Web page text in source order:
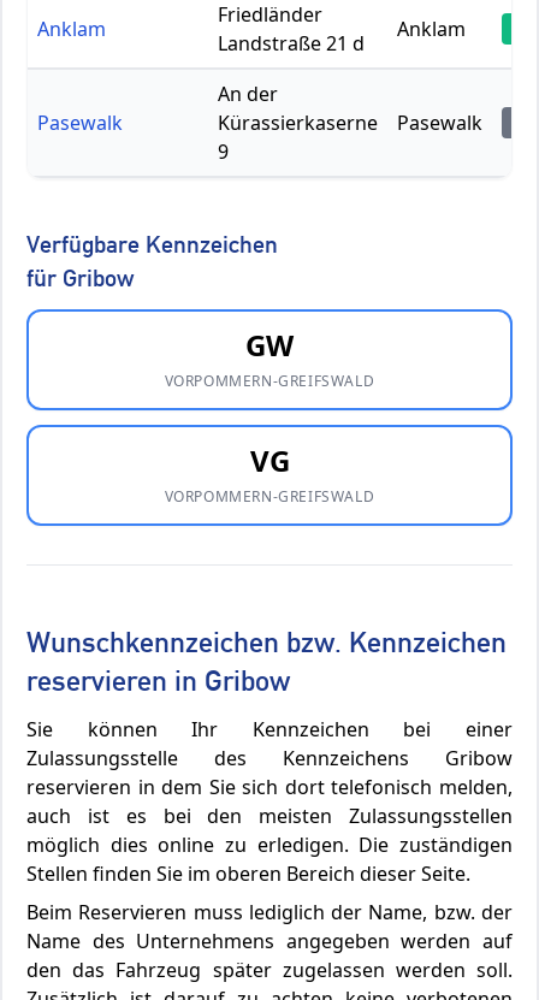
Anklam
Friedländer
Landstraße 21 d
Anklam
Pasewalk
An der
Kürassierkaserne
9
Pasewalk
Verfügbare Kennzeichen
für Gribow
GW
VORPOMMERN-GREIFSWALD
VG
VORPOMMERN-GREIFSWALD
Wunschkennzeichen bzw. Kennzeichen
reservieren in Gribow
Sie können Ihr Kennzeichen bei einer
Zulassungsstelle des Kennzeichens Gribow
reservieren in dem Sie sich dort telefonisch melden,
auch ist es bei den meisten Zulassungsstellen
möglich dies online zu erledigen. Die zuständigen
Stellen finden Sie im oberen Bereich dieser Seite.
Beim Reservieren muss lediglich der Name, bzw. der
Name des Unternehmens angegeben werden auf
den das Fahrzeug später zugelassen werden soll.